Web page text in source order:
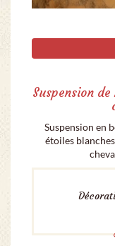
Suspension
Suspension en
étoiles